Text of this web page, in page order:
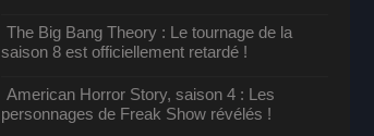
The Big Bang Theory : Le tournage de la
saison 8 est officiellement retardé !
American Horror Story, saison 4 : Les
personnages de Freak Show révélés !